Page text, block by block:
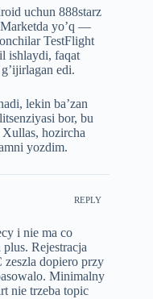
uchun 888starz
yo’q —
TestFlight
ishlaydi, faqat
edi.
lekin ba’zan
bor, bu
hozircha
yozdim.
REPLY
i nie ma co
Rejestracja
dopiero przy
Minimalny
nie trzeba topic